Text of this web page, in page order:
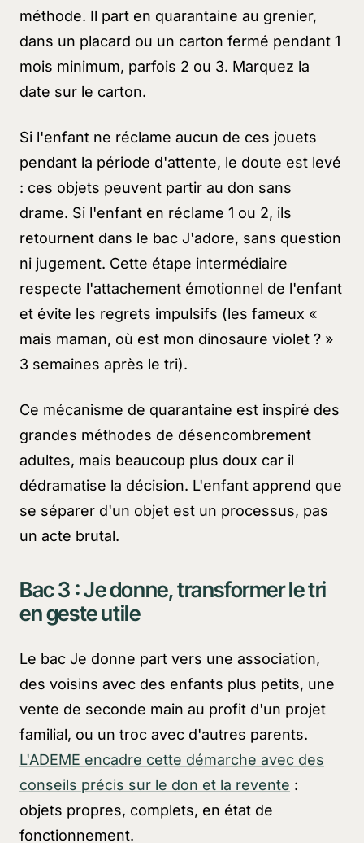
méthode. Il part en quarantaine au grenier,
dans un placard ou un carton fermé pendant 1
mois minimum, parfois 2 ou 3. Marquez la
date sur le carton.
Si l'enfant ne réclame aucun de ces jouets
pendant la période d'attente, le doute est levé
: ces objets peuvent partir au don sans
drame. Si l'enfant en réclame 1 ou 2, ils
retournent dans le bac J'adore, sans question
ni jugement. Cette étape intermédiaire
respecte l'attachement émotionnel de l'enfant
et évite les regrets impulsifs (les fameux «
mais maman, où est mon dinosaure violet ? »
3 semaines après le tri).
Ce mécanisme de quarantaine est inspiré des
grandes méthodes de désencombrement
adultes, mais beaucoup plus doux car il
dédramatise la décision. L'enfant apprend que
se séparer d'un objet est un processus, pas
un acte brutal.
Bac 3 :Je donne, transformer le tri
en geste utile
Le bac Je donne part vers une association,
des voisins avec des enfants plus petits, une
vente de seconde main au profit d'un projet
familial, ou un troc avec d'autres parents.
L'ADEME encadre cette démarche avec des
conseils précis sur le don et la revente :
objets propres, complets, en état de
fonctionnement.